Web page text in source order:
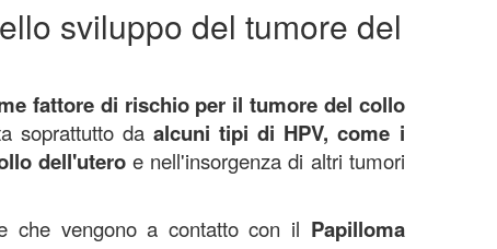
sviluppo del tumore del
fattore di rischio per il tumore del collo
soprattutto daalcuni tipi di HPV, come i
dell'utero e nell'insorgenza di altri tumori
che vengono a contatto con il Papilloma